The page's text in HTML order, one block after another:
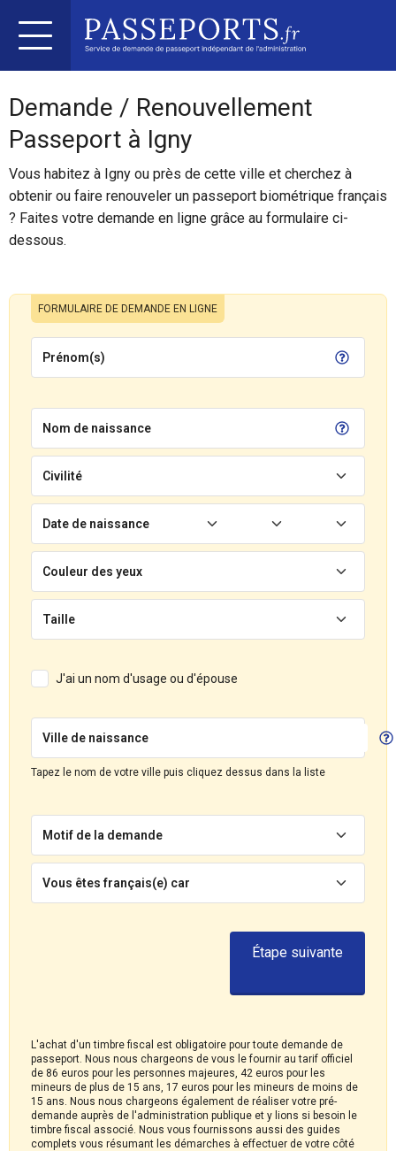
Demande / Renouvellement
Passeport à Igny
Vous habitez à Igny ou près de cette ville et cherchez à
obtenir ou faire renouveler un passeport biométrique français
? Faites votre demande en ligne grâce au formulaire ci-
dessous.
FORMULAIRE DE DEMANDE EN LIGNE
Prénom(s)
Nom de naissance
Civilité
Date de naissance
Couleur des yeux
Taille
J'ai un nom d'usage ou d'épouse
Ville de naissance
Tapez le nom de votre ville puis cliquez dessus dans la liste
Motif de la demande
Vous êtes français(e) car
L'achat d'un timbre fiscal est obligatoire pour toute demande de
passeport. Nous nous chargeons de vous le fournir au tarif officiel
de 86 euros pour les personnes majeures, 42 euros pour les
mineurs de plus de 15 ans, 17 euros pour les mineurs de moins de
15 ans. Nous nous chargeons également de réaliser votre pré-
demande auprès de l'administration publique et y lions si besoin le
timbre fiscal associé. Nous vous fournissons aussi des guides
complets vous résumant les démarches à effectuer de votre côté